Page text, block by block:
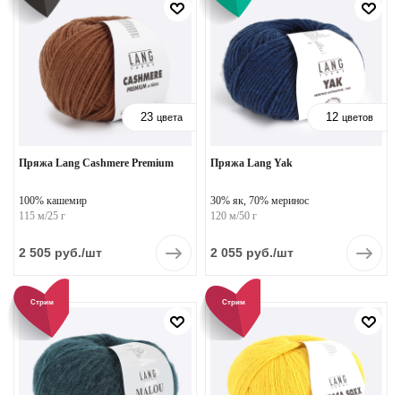
23 цвета
Пряжа Lang Cashmere Premium
100% кашемир
115 м/25 г
2 505 руб./шт
12 цветов
Пряжа Lang Yak
30% як, 70% меринос
120 м/50 г
2 055руб./шт
Стрим Стрим